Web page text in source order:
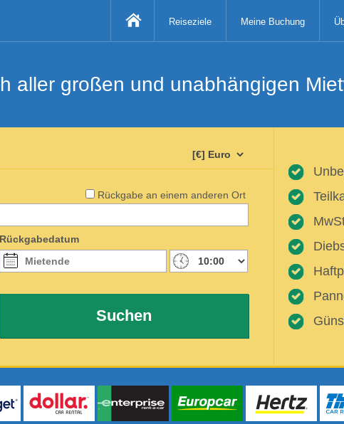
Reiseziele Meine Buchung
aller großen und unabhängigen
Rückgabe an einem anderen Ort
Rückgabedatum
Suchen